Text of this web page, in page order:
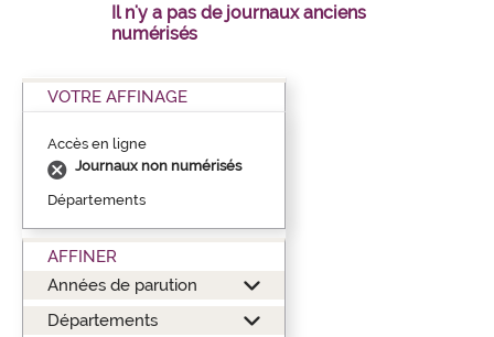
Il n'y a pas de journaux anciens
numérisés
VOTRE AFFINAGE
Accès en ligne
Journaux non numérisés
Départements
AFFINER
Années de parution
Départements